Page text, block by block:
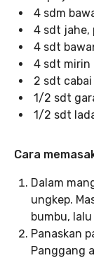
4 sdm
4 sdt jahe,
4 sdt
4 sdt mirin
2 sdt
1/2 sdt
1/2 sdt
Cara
Dalam
ungkep.
bumbu,
Panaskan
Panggang